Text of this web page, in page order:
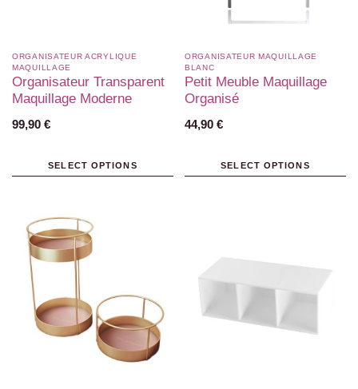
ORGANISATEUR ACRYLIQUE
MAQUILLAGE
Organisateur Transparent
Maquillage Moderne
99,90 €
SELECT OPTIONS
ORGANISATEUR MAQUILLAGE
BLANC​
Petit Meuble Maquillage
Organisé
44,90 €
SELECT OPTIONS